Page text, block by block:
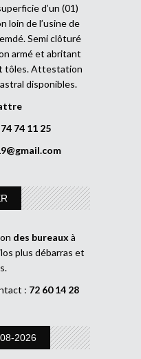
d’un (01)
loin de l’usine de
Semi clôturé
armé et abritant
tôles. Attestation
disponibles.
74 11 25
des bureaux à
plus débarras et
: 72 60 14 28
2026